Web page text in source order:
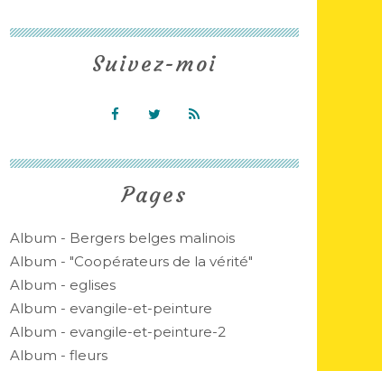
Pages
Album - Bergers belges malinois
Album - "Coopérateurs de la vérité"
Album - eglises
Album - evangile-et-peinture
Album - evangile-et-peinture-2
Album - fleurs
Suivez-moi